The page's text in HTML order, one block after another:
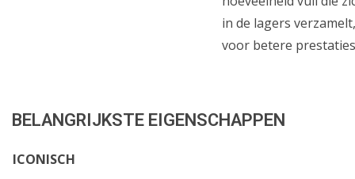
in de lagers verzamelt,
voor betere
BELANGRIJKSTE EIGENSCHAPPEN
ICONISCH